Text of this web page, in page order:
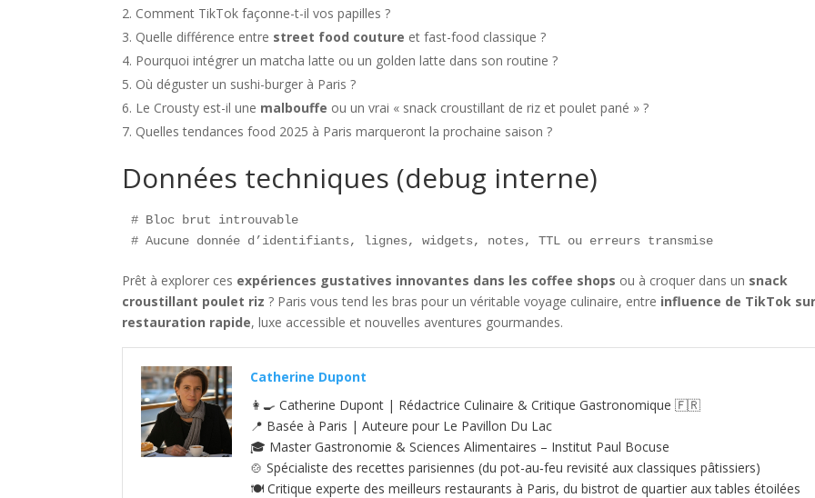
Comment TikTok façonne-t-il vos papilles ?
Quelle différence entre street food couture et fast-food classique ?
Pourquoi intégrer un matcha latte ou un golden latte dans son routine ?
Où déguster un sushi-burger à Paris ?
Le Crousty est-il une malbouffe ou un vrai « snack croustillant de riz et poulet pané » ?
Quelles tendances food 2025 à Paris marqueront la prochaine saison ?
Données techniques (debug interne)
# Bloc brut introuvable
# Aucune donnée d’identifiants, lignes, widgets, notes, TTL ou erreurs transmise
Prêt à explorer ces expériences gustatives innovantes dans les coffee shops ou à croquer dans un snack
croustillant poulet riz ? Paris vous tend les bras pour un véritable voyage culinaire, entre influence de TikTok
restauration rapide, luxe accessible et nouvelles aventures gourmandes.
Catherine Dupont
👩‍🍳 Catherine Dupont | Rédactrice Culinaire & Critique Gastronomique 🇫🇷
📍 Basée à Paris | Auteure pour Le Pavillon Du Lac
🎓 Master Gastronomie & Sciences Alimentaires – Institut Paul Bocuse
🍲 Spécialiste des recettes parisiennes (du pot-au‑feu revisité aux classiques pâtissiers)
🍽️ Critique experte des meilleurs restaurants à Paris, du bistrot de quartier aux tables étoilées